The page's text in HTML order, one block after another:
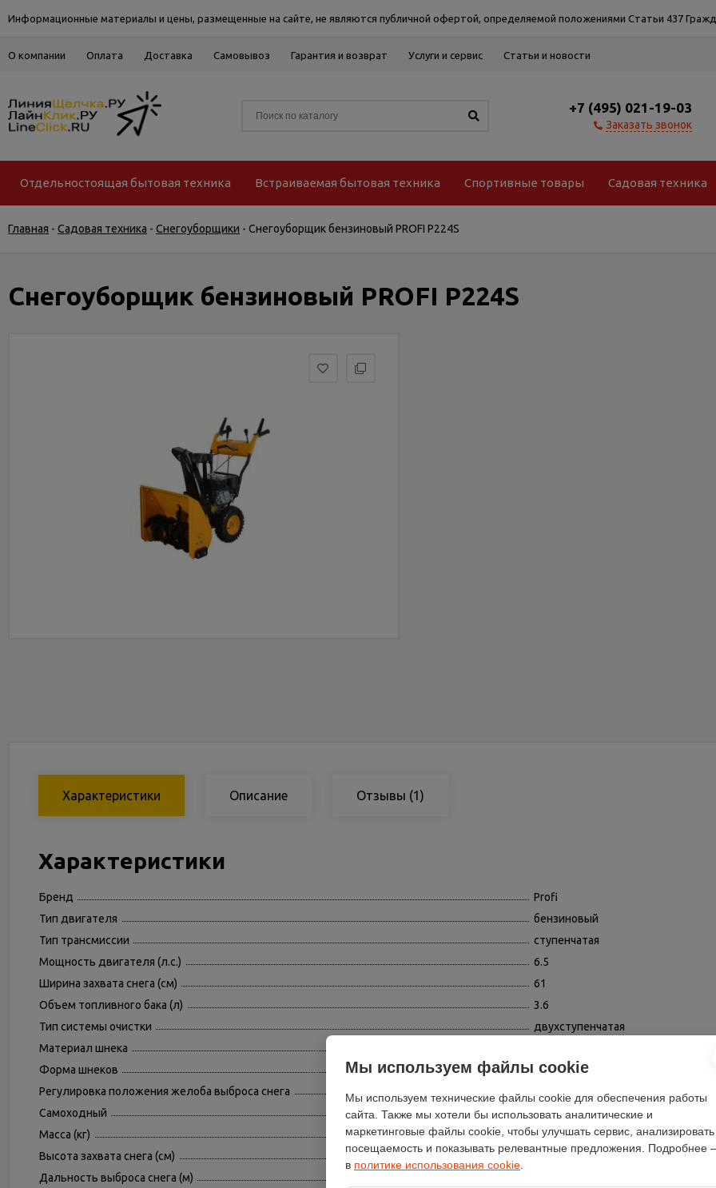
Информационные материалы и цены, размещенные на сайте, не являются публичной офертой, определяемой положениями Статьи 437
О компании Оплата Доставка Самовывоз Гарантия и возврат Услуги и сервис Статьи и новости
+7 (495) 021-19-03
Заказать звонок
Отдельностоящая бытовая техника Встраиваемая бытовая техника Спортивные товары Садовая техника
Главная - Садовая техника - Снегоуборщики - Снегоуборщик бензиновый PROFI P224S
Снегоуборщик бензиновый PROFI P224S
Характеристики Описание Отзывы (1)
Характеристики
Бренд
Profi
Тип двигателя
бензиновый
Тип трансмиссии
ступенчатая
Мощность двигателя (л.с.)
6.5
Ширина захвата снега (см)
61
Объем топливного бака (л)
3.6
Тип системы очистки
двухступенчатая
Материал шнека
Форма шнеков
рельефная (зубчатая)
Регулировка положения желоба выброса снега
механическая, с панели
Самоходный
есть
Масса (кг)
70
Высота захвата снега (см)
51
Дальность выброса снега (м)
Мы используем файлы cookie
Мы используем технические файлы cookie для обеспечения работы
сайта. Также мы хотели бы использовать аналитические и
маркетинговые файлы cookie, чтобы улучшать сервис, анализировать
посещаемость и показывать релевантные предложения. Подробнее
в политике использования cookie